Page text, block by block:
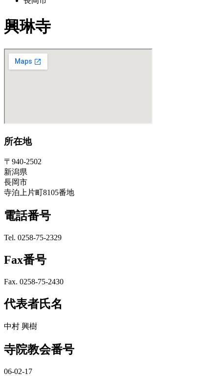
興琳寺
所在地
〒940-2502
新潟県
長岡市
寺泊上片町8105番地
電話番号
Tel. 0258-75-2329
Fax番号
Fax. 0258-75-2430
代表者氏名
中村 興樹
寺院教会番号
06-02-17